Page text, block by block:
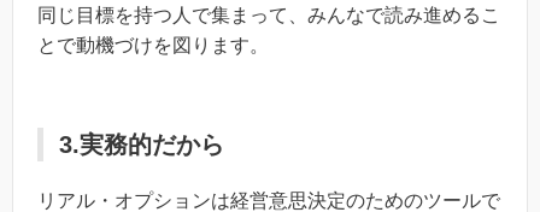
同じ目標を持つ人で集まって、みんなで読み進めるこ
とで動機づけを図ります。
3.実務的だから
リアル・オプションは経営意思決定のためのツールで